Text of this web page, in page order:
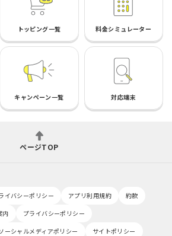
トッピング一覧 料金シミュレーター
キャンペーン一覧 対応端末
ページTOP
イバシーポリシー アプリ利用規約
約款
内
プライバシーポリシー
ーシャルメディアポリシー
サイトポリシー